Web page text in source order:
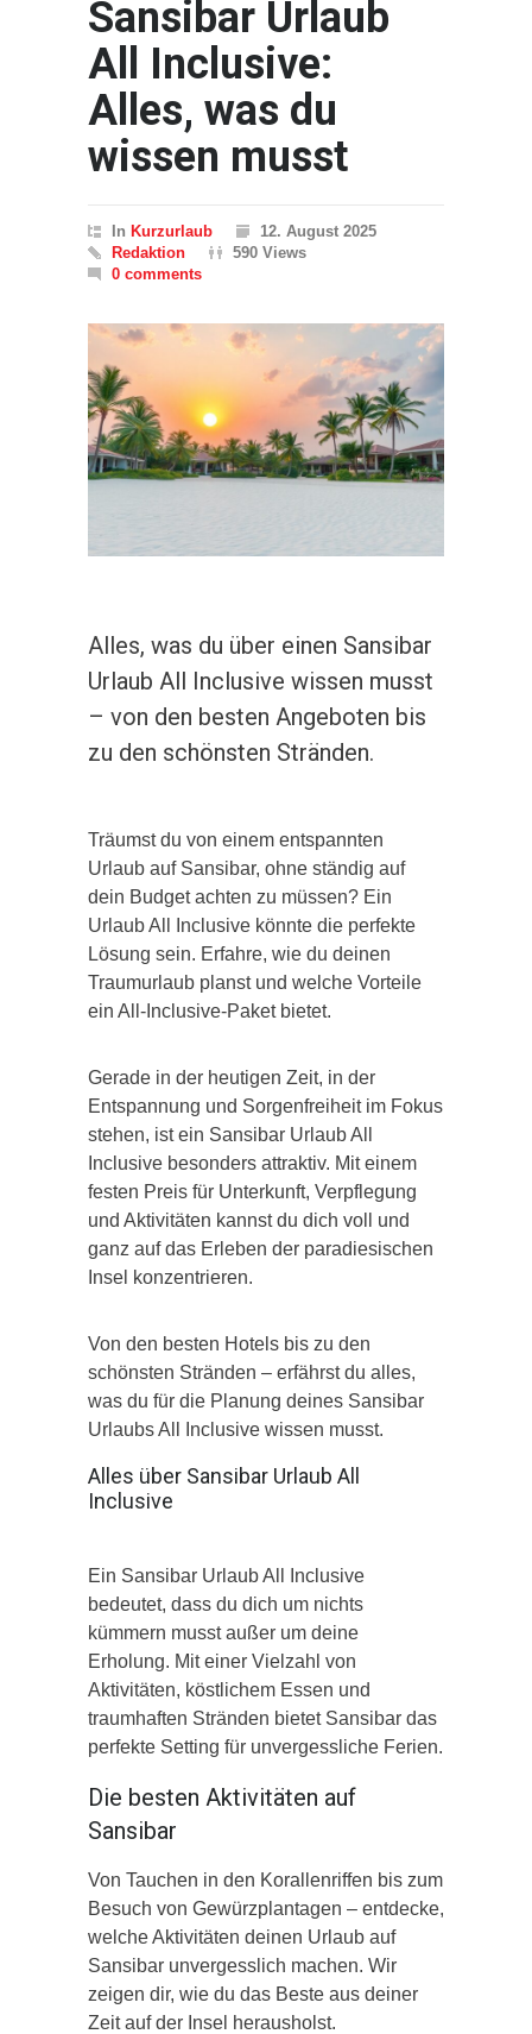
Sansibar Urlaub
All Inclusive:
Alles, was du
wissen musst
In Kurzurlaub
12. August 2025
Redaktion
590 Views
0 comments
Alles, was du über einen Sansibar
Urlaub All Inclusive wissen musst
– von den besten Angeboten bis
zu den schönsten Stränden.
Träumst du von einem entspannten
Urlaub auf Sansibar, ohne ständig auf
dein Budget achten zu müssen? Ein
Urlaub All Inclusive könnte die perfekte
Lösung sein. Erfahre, wie du deinen
Traumurlaub planst und welche Vorteile
ein All-Inclusive-Paket bietet.
Gerade in der heutigen Zeit, in der
Entspannung und Sorgenfreiheit im Fokus
stehen, ist ein Sansibar Urlaub All
Inclusive besonders attraktiv. Mit einem
festen Preis für Unterkunft, Verpflegung
und Aktivitäten kannst du dich voll und
ganz auf das Erleben der paradiesischen
Insel konzentrieren.
Von den besten Hotels bis zu den
schönsten Stränden – erfährst du alles,
was du für die Planung deines Sansibar
Urlaubs All Inclusive wissen musst.
Alles über Sansibar Urlaub All
Inclusive
Ein Sansibar Urlaub All Inclusive
bedeutet, dass du dich um nichts
kümmern musst außer um deine
Erholung. Mit einer Vielzahl von
Aktivitäten, köstlichem Essen und
traumhaften Stränden bietet Sansibar das
perfekte Setting für unvergessliche Ferien.
Die besten Aktivitäten auf
Sansibar
Von Tauchen in den Korallenriffen bis zum
Besuch von Gewürzplantagen – entdecke,
welche Aktivitäten deinen Urlaub auf
Sansibar unvergesslich machen. Wir
zeigen dir, wie du das Beste aus deiner
Zeit auf der Insel herausholst.